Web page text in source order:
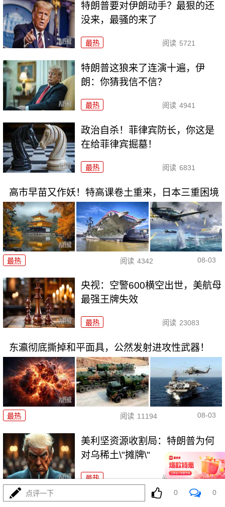
特朗普要对伊朗动手？最狠的还
没来，最骚的来了
最热 阅读 5721
特朗普这狼来了连演十遍，伊
朗：你猜我信不信？
最热 阅读 4941
政治自杀！菲律宾防长，你这是
在给菲律宾掘墓！
最热 阅读 6831
高市早苗又作妖！特高课卷土重来，日本三重困境
最热 阅读 4342 08-03
央视：空警600横空出世，美航母
最强王牌失效
最热 阅读 23083
东瀛彻底撕掉和平面具，公然发射进攻性武器！
最热 阅读 11194 08-03
美利坚资源收割局：特朗普为何
对乌稀土\"摊牌\"
最热 阅读 10305
普京不忍了！俄突破禁忌，猛轰
点评一下 0 0